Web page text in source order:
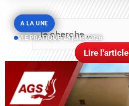
A LA UNE
VIE PRATIQUE•23 juillet 2026
Lire l'article